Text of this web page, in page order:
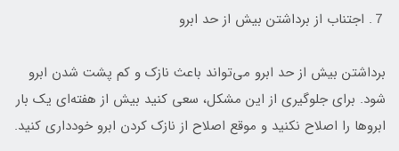
７. اجتناب از برداشتن بیش از حد ابرو
برداشتن بیش از حد ابرو می‌تواند باعث نازک و کم پشت شدن ابرو
شود. برای جلوگیری از این مشکل، سعی کنید بیش از هفته‌ای یک بار
ابروها را اصلاح نکنید و موقع اصلاح از نازک کردن ابرو خودداری کنید.